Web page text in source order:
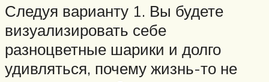
Следуя варианту 1. Вы будете
визуализировать себе
разноцветные шарики и долго
удивляться, почему жизнь-то не